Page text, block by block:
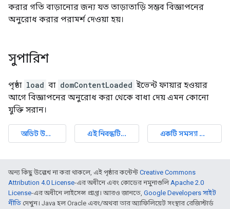
করার গতি বাড়ানোর জন্য যত তাড়াতাড়ি সম্ভব বিজ্ঞাপনের
অনুরোধ করার পরামর্শ দেওয়া হয়।
সুপারিশ
পৃষ্ঠা load বা domContentLoaded ইভেন্ট ফায়ার হওয়ার
আগে বিজ্ঞাপনের অনুরোধ করা থেকে বাধা দেয় এমন কোনো
যুক্তি সরান।
অডিট উত্স দেখুন এই নিবন্ধটি উন্নত করুন একটি সমস্যা রিপোর্ট করুন৷
অন্য কিছু উল্লেখ না করা থাকলে, এই পৃষ্ঠার কন্টেন্ট Creative Commons
Attribution 4.0 License-এর অধীনে এবং কোডের নমুনাগুলিApache 2.0
License-এর অধীনে লাইসেন্স প্রাপ্ত। আরও জানতে, Google Developers সাইট
নীতি দেখুন। Java হল Oracle এবং/অথবা তার অ্যাফিলিয়েট সংস্থার রেজিস্টার্ড